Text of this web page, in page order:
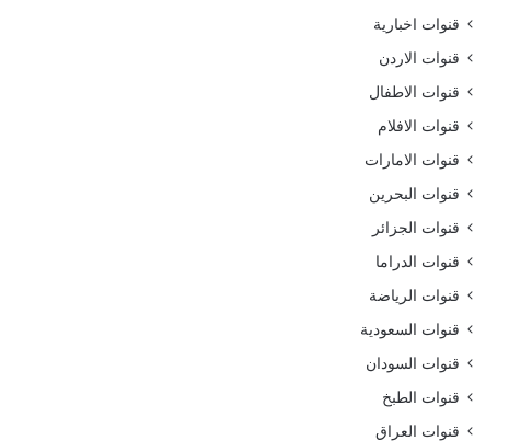
قنوات اخبارية
قنوات الاردن
قنوات الاطفال
قنوات الافلام
قنوات الامارات
قنوات البحرين
قنوات الجزائر
قنوات الدراما
قنوات الرياضة
قنوات السعودية
قنوات السودان
قنوات الطبخ
قنوات العراق